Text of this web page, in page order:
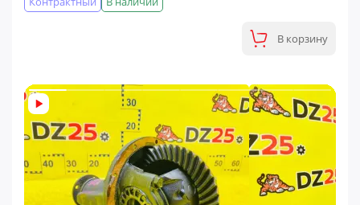
В корзину